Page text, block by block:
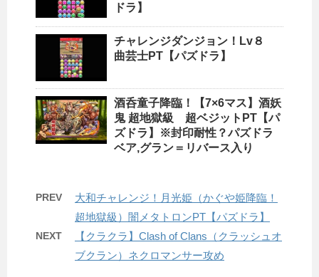
ドラ】
チャレンジダンジョン！Lv８
曲芸士PT【パズドラ】
酒呑童子降臨！【7×6マス】酒妖
鬼 超地獄級 超ベジットPT【パ
ズドラ】※封印耐性？パズドラ
ベア,グラン＝リバース入り
PREV
大和チャレンジ！月光姫（かぐや姫降臨！
超地獄級）闇メタトロンPT【パズドラ】
NEXT
【クラクラ】Clash of Clans（クラッシュオ
ブクラン）ネクロマンサー攻め